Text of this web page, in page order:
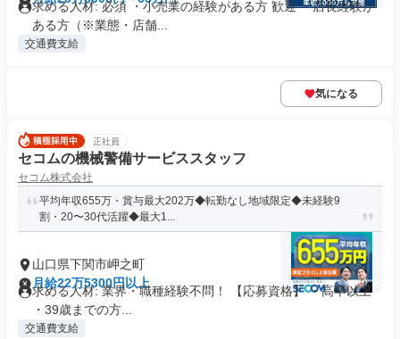
求める人材: 必須 ・小売業の経験がある方 歓迎 ・店長経験が
ある方（※業態・店舗...
交通費支給
気になる
正社員
セコムの機械警備サービススタッフ
セコム株式会社
平均年収655万・賞与最大202万◆転勤なし地域限定◆未経験9
割・20〜30代活躍◆最大1...
山口県下関市岬之町
月給22万5300円以上
求める人材: 業界・職種経験不問！ 【応募資格】 ・高卒以上
・39歳までの方...
交通費支給